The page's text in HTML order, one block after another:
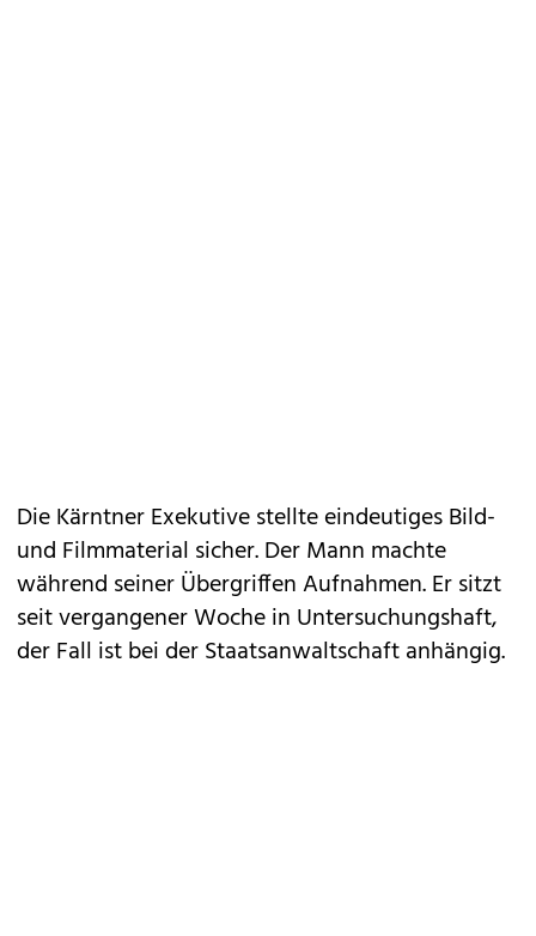
Die Kärntner Exekutive stellte eindeutiges Bild-
und Filmmaterial sicher. Der Mann machte
während seiner Übergriffen Aufnahmen. Er sitzt
seit vergangener Woche in Untersuchungshaft,
der Fall ist bei der Staatsanwaltschaft anhängig.